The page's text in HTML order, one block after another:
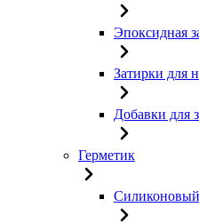
Эпоксидная
Затирки для
Добавки для
Герметик